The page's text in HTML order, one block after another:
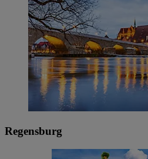
Regensburg